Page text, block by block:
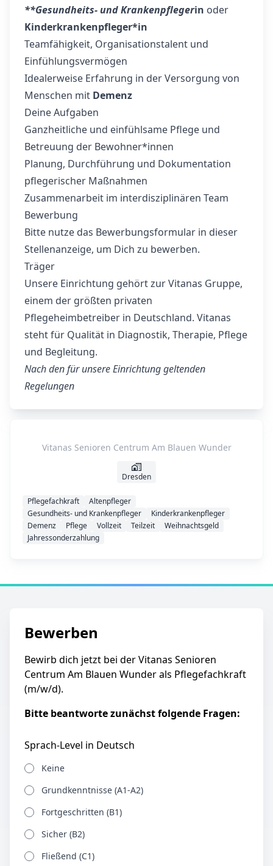
**Gesundheits- und Krankenpflegerin oder
Kinderkrankenpfleger*in
Teamfähigkeit, Organisationstalent und
Einfühlungsvermögen
Idealerweise Erfahrung in der Versorgung von
Menschen mit Demenz
Deine Aufgaben
Ganzheitliche und einfühlsame Pflege und
Betreuung der Bewohner*innen
Planung, Durchführung und Dokumentation
pflegerischer Maßnahmen
Zusammenarbeit im interdisziplinären Team
Bewerbung
Bitte nutze das Bewerbungsformular in dieser
Stellenanzeige, um Dich zu bewerben.
Träger
Unsere Einrichtung gehört zur Vitanas Gruppe,
einem der größten privaten
Pflegeheimbetreiber in Deutschland. Vitanas
steht für Qualität in Diagnostik, Therapie, Pflege
und Begleitung.
Nach den für unsere Einrichtung geltenden
Regelungen
Vitanas Senioren Centrum Am Blauen Wunder
Dresden
Pflegefachkraft
Altenpfleger
Gesundheits- und Krankenpfleger
Kinderkrankenpfleger
Demenz
Pflege Vollzeit Teilzeit
Weihnachtsgeld
Jahressonderzahlung
Bewerben
Bewirb dich jetzt bei der Vitanas Senioren
Centrum Am Blauen Wunder als Pflegefachkraft
(m/w/d).
Bitte beantworte zunächst folgende Fragen:
Sprach-Level in Deutsch
Keine
Grundkenntnisse (A1-A2)
Fortgeschritten (B1)
Sicher (B2)
Fließend (C1)